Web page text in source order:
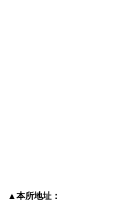
▲本所地址：